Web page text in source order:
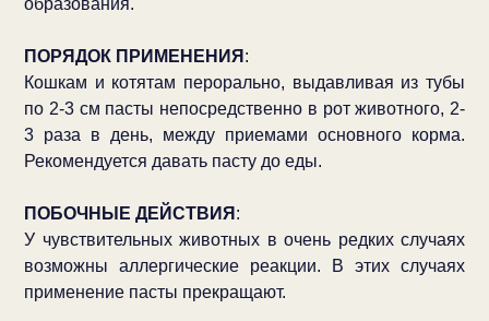
образования.
ПОРЯДОК ПРИМЕНЕНИЯ :
Кошкам и котятам перорально, выдавливая из тубы
по 2-3 см пасты непосредственно в рот животного, 2-
3 раза в день, между приемами основного корма.
Рекомендуется давать пасту до еды.
ПОБОЧНЫЕ ДЕЙСТВИЯ :
У чувствительных животных в очень редких случаях
возможны аллергические реакции. В этих случаях
применение пасты прекращают.